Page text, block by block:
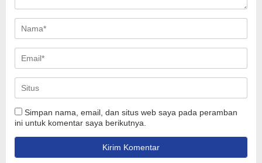
Simpan nama, email, dan situs web saya pada peramban
ini untuk komentar saya berikutnya.